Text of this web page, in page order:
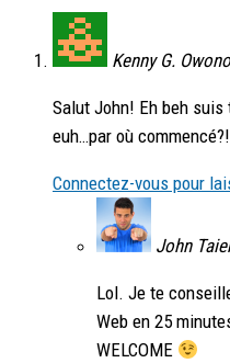
Kenny G.
Salut John! Eh beh
euh…par où commencé?!
Connectez-vous pour
John
Lol. Je te
Web en 25
WELCOME